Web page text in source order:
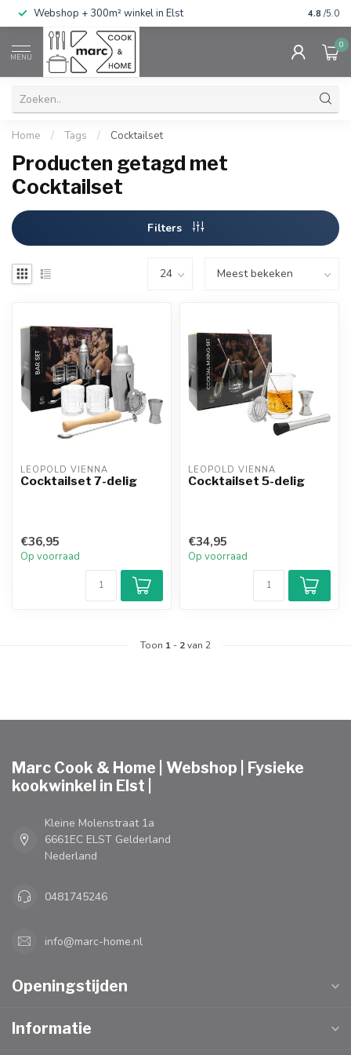
Webshop + 300m² winkel in Elst Gratis
4.8 /5.0
MENU
0
Home / Tags / Cocktailset
Producten getagd met
Cocktailset
Filters
LEOPOLD VIENNA
Cocktailset 7-delig
€36,95
Op voorraad
LEOPOLD VIENNA
Cocktailset 5-delig
€34,95
Op voorraad
Toon 1 - 2van 2
Marc Cook & Home | Webshop | Fysieke
kookwinkel in Elst |
Kleine Molenstraat 1a
6661EC ELST Gelderland
Nederland
0481745246
info@marc-home.nl
Openingstijden
Informatie